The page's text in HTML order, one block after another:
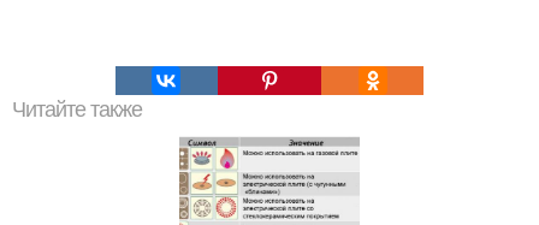
Читайте также